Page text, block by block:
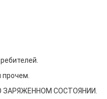
ЗАРЯЖЕННОМ СОСТОЯНИИ.